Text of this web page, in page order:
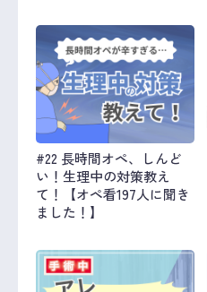
#22 長時間オペ、しんど
い！生理中の対策教え
て！【オペ看197人に聞き
ました！】